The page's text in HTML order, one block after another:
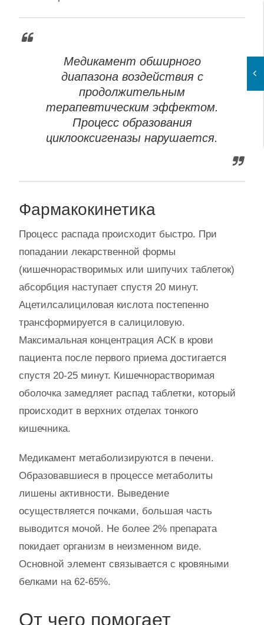
Медикамент обширного
диапазона воздействия с
продолжительным
терапевтическим эффектом.
Процесс образования
циклооксигеназы нарушается.
Фармакокинетика
Процесс распада происходит быстро. При
попадании лекарственной формы
(кишечнорастворимых или шипучих таблеток)
абсорбция наступает спустя 20 минут.
Ацетилсалициловая кислота постепенно
трансформируется в салициловую.
Максимальная концентрация АСК в крови
пациента после первого приема достигается
спустя 20-25 минут. Кишечнорастворимая
оболочка замедляет распад таблетки, который
происходит в верхних отделах тонкого
кишечника.
Медикамент метаболизируются в печени.
Образовавшиеся в процессе метаболиты
лишены активности. Выведение
осуществляется почками, большая часть
выводится мочой. Не более 2% препарата
покидает организм в неизменном виде.
Основной элемент связывается с кровяными
белками на 62-65%.
От чего помогает